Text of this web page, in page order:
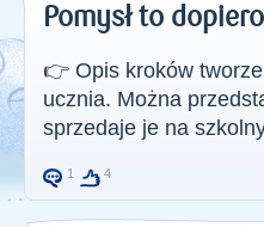
Pomysł to
👉 Opis kroków
ucznia. Można
sprzedaje je na
1 4